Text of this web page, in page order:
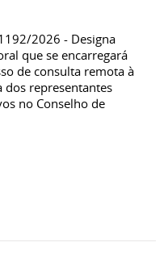
2026 - Designa
que se encarregará
de consulta remota à
dos representantes
no Conselho de